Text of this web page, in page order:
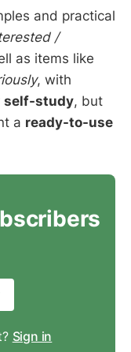
and practical
/
as items like
, with
self-study, but
a ready-to-use
Sign in